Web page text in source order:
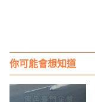
你可能會想知道